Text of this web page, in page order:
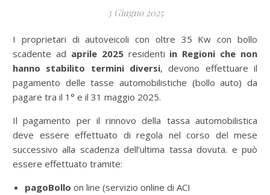
3 Giugno 2025
I proprietari di autoveicoli con oltre 35 Kw con bollo
scadente ad aprile2025 residenti in Regioni che non
hanno stabilito termini diversi, devono effettuare il
pagamento delle tasse automobilistiche (bollo auto) da
pagare tra il 1° e il 31 maggio 2025.
Il pagamento per il rinnovo della tassa automobilistica
deve essere effettuato di regola nel corso del mese
successivo alla scadenza dell’ultima tassa dovuta. e può
essere effettuato tramite:
pagoBollo on line (servizio online di ACI